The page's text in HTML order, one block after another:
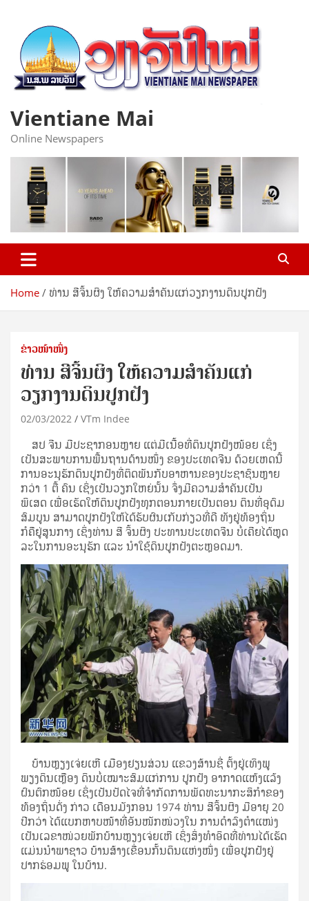
content
Vientiane Mai
Online Newspapers
Home ທ່ານ ສີຈິ້ນຜິງ ໃຫ້ຄວາມສຳຄັນແກ່ວຽກງານດິນປູກຝັງ
ຂ່າວໜ້າໜຶ່ງ
ທ່ານ ສີຈິ້ນຜິງ ໃຫ້ຄວາມສຳຄັນແກ່
ວຽກງານດິນປູກຝັງ
02/03/2022 VTm Indee
ສປ ຈີນ ມີປະຊາກອນຫຼາຍ ແຕ່ມີເນື້ອທີ່ດິນປູກຝັງໜ້ອຍ ເຊິ່ງ
ເປັນສະພາບການພື້ນຖານດ້ານໜຶ່ງ ຂອງປະເທດຈີນ ດ້ວຍເຫດນີ້
ການອະນຸຮັກດິນປູກຝັງທີ່ຕິດພັນກັບອາຫານຂອງປະຊາຊົນຫຼາຍ
ກວ່າ 1 ຕື້ ຄົນ ເຊິ່ງເປັນວຽກໃຫຍ່ນັ້ນ ຈຶ່ງມີຄວາມສຳຄັນເປັນ
ພິເສດ ເພື່ອເຮັດໃຫ້ດິນປູກຝັງທຸກຕອນກາຍເປັນຕອນ ດິນທີ່ອຸດົມ
ສົມບູນ ສາມາດປູກຝັງໃຫ້ໄດ້ຮັບຜົນເກັບກ່ຽວທີ່ດີ ທັງຢູ່ທ້ອງຖິ່ນ
ກໍຄືຢູ່ສູນກາງ ເຊິ່ງທ່ານ ສີ ຈິ້ນຜິງ ປະທານປະເທດຈີນ ບໍ່ເຄີຍໄດ້ຫຼຸດ
ລະໃນການອະນຸຮັກ ແລະ ນຳໃຊ້ດິນປູກຝັງຕະຫຼອດມາ.
ບ້ານຫຼຽງເຈ່ຍເຫີ ເມືອງຢຽນສ່ວນ ແຂວງສ້ານຊີ່ ຕັ້ງຢູ່ເທິງພູ
ພຽງດິນເຫຼືອງ ດິນບໍ່ເໝາະສົມແກ່ການ ປູກຝັງ ອາກາດແຫ້ງແລ້ງ
ຝົນຕົກໜ້ອຍ ເຊິ່ງເປັນປັດໄຈທີ່ຈຳກັດການພັດທະນາກະສິກຳຂອງ
ທ້ອງຖິ່ນດັ່ງ ກ່າວ ເດືອນມັງກອນ 1974 ທ່ານ ສີຈິ້ນຜິງ ມີອາຍຸ 20
ປີກວ່າ ໄດ້ແບກຫາບໜ້າທີ່ອັນໜັກໜ່ວງໃນ ການດຳລົງຕຳແໜ່ງ
ເປັນເລຂາໜ່ວຍພັກບ້ານຫຼຽງເຈ່ຍເຫີ ເຊິ່ງສິ່ງທຳອິດທີ່ທ່ານໄດ້ເຮັດ
ແມ່ນນຳພາຊາວ ບ້ານສ້າງເຂື່ອນກັ້ນດິນແຫ່ງໜຶ່ງ ເພື່ອປູກຝັງຢູ່
ປາກຮ່ອມພູ ໃນບ້ານ.